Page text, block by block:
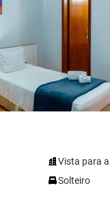
Vista para
Solteiro